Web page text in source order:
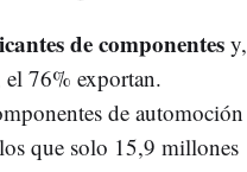
de componentesy,
el 76% exportan.
de automoción
que solo 15,9 millones